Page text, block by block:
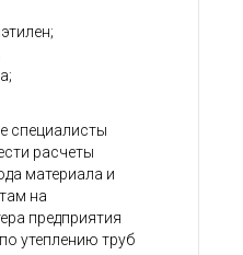
специалисты
расчеты
материала и
на
предприятия
утеплению труб